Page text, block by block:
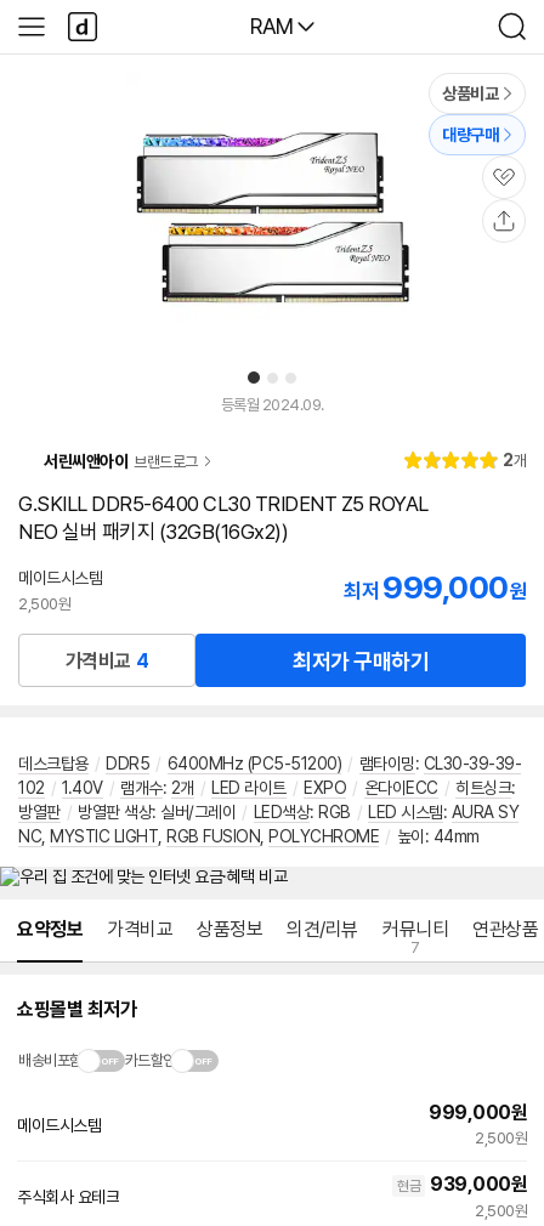
다나와
RAM
검
색
사
이
다
나
와
1 2 3
상품비교
대량구매
관
심
등록월 2024.09.
서린씨앤아이 브랜드로그
별
5.
리
2개
G.SKILL DDR5-6400 CL30 TRIDENT Z5 ROYAL
NEO 실버 패키지 (32GB(16Gx2))
메이드시스템
2,500원
최저 999,000원
가격비교 4 최저가 구매하기
데스크탑용 / DDR5 / 6400MHz (PC5-51200) / 램타이밍: CL30-39-39-
102 / 1.40V / 램개수: 2개 / LED 라이트 / EXPO / 온다이ECC / 히트싱크:
방열판 / 방열판 색상: 실버/그레이 / LED색상: RGB / LED 시스템: AURA SY
NC MYSTIC LIGHT RGB FUSION POLYCHROME / 높이: 44mm
요약정보 가격비교 상품정보 의견/리뷰 커뮤니티
7
연관상품
쇼핑몰별 최저가
배송비포함 카드할인
메이드시스템
999,000원
2,500원
주식회사 요테크
현금 939,000원
2,500원